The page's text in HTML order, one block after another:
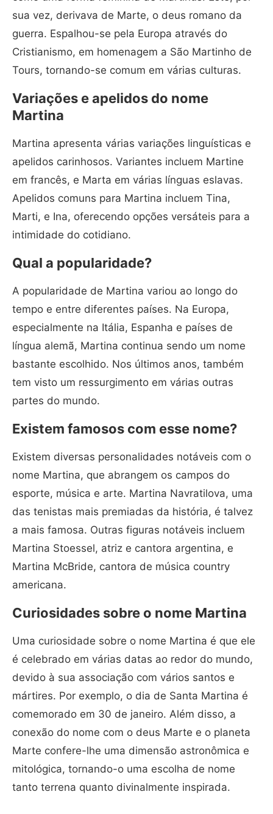
sua vez, derivava de Marte, o deus romano da
guerra. Espalhou-se pela Europa através do
Cristianismo, em homenagem a São Martinho de
Tours, tornando-se comum em várias culturas.
Variações e apelidos do nome
Martina
Martina apresenta várias variações linguísticas e
apelidos carinhosos. Variantes incluem Martine
em francês, e Marta em várias línguas eslavas.
Apelidos comuns para Martina incluem Tina,
Marti, e Ina, oferecendo opções versáteis para a
intimidade do cotidiano.
Qual a popularidade?
A popularidade de Martina variou ao longo do
tempo e entre diferentes países. Na Europa,
especialmente na Itália, Espanha e países de
língua alemã, Martina continua sendo um nome
bastante escolhido. Nos últimos anos, também
tem visto um ressurgimento em várias outras
partes do mundo.
Existem famosos com esse nome?
Existem diversas personalidades notáveis com o
nome Martina, que abrangem os campos do
esporte, música e arte. Martina Navratilova, uma
das tenistas mais premiadas da história, é talvez
a mais famosa. Outras figuras notáveis incluem
Martina Stoessel, atriz e cantora argentina, e
Martina McBride, cantora de música country
americana.
Curiosidades sobre o nome Martina
Uma curiosidade sobre o nome Martina é que ele
é celebrado em várias datas ao redor do mundo,
devido à sua associação com vários santos e
mártires. Por exemplo, o dia de Santa Martina é
comemorado em 30 de janeiro. Além disso, a
conexão do nome com o deus Marte e o planeta
Marte confere-lhe uma dimensão astronômica e
mitológica, tornando-o uma escolha de nome
tanto terrena quanto divinalmente inspirada.